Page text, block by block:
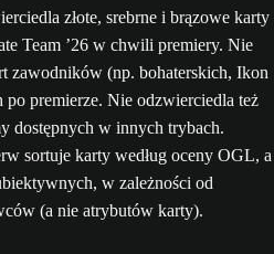
złote, srebrne i brązowe karty
Team ’26 w chwili premiery. Nie
zawodników (np. bohaterskich, Ikon
premierze. Nie odzwierciedla też
dostępnych w innych trybach.
sortuje karty według oceny OGL, a
w zależności od
(a nie atrybutów karty).